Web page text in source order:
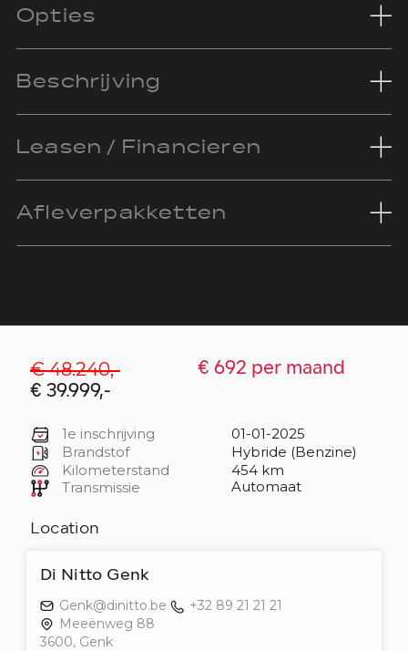
Opties
Beschrijving
Leasen / Financieren
Afleverpakketten
€ 48.240,-
€ 39.999,-
€ 692 per maand
1e inschrijving
01-01-2025
Brandstof
Hybride (Benzine)
Kilometerstand
454 km
Transmissie
Automaat
Location
Di Nitto Genk
Genk@dinitto.be
+32 89 21 21 21
Meeënweg 88
3600, Genk